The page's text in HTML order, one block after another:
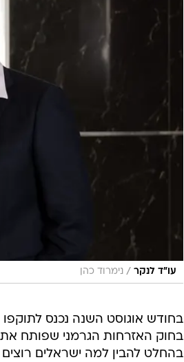
עו"ד לנקר / נימרוד כהן
בחודש אוגוסט השנה נכנס
בחוק האזרחות הגרמני שפותח את